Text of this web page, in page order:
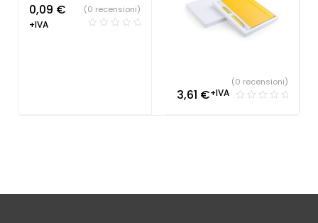
0,09 €
+IVA
(0 recensioni)
3,61 €+IVA
(0 recensioni)